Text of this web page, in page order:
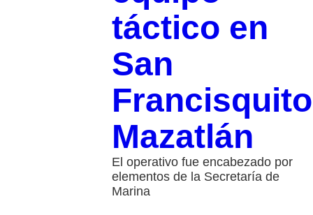
táctico en
San
Mazatlán
El operativo fue encabezado por
elementos de la Secretaría de
Marina